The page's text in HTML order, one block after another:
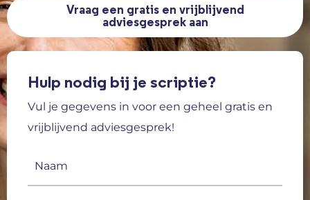
Vraag een gratis en vrijblijvend
adviesgesprek aan
Hulp nodig bij je scriptie?
Vul je gegevens in voor een geheel gratis en
vrijblijvend adviesgesprek!